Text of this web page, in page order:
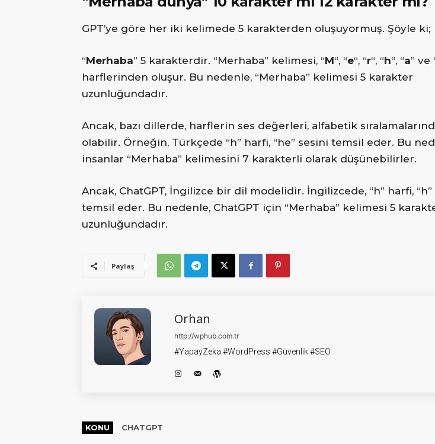
GPT’ye göre her iki kelimede 5 karakterden oluşuyormuş. Şöyle ki;
“Merhaba” 5 karakterdir. “Merhaba” kelimesi, “M“, “e“, “r“, “h“, “a” ve
harflerinden oluşur. Bu nedenle, “Merhaba” kelimesi 5 karakter
uzunluğundadır.
Ancak, bazı dillerde, harflerin ses değerleri, alfabetik
olabilir. Örneğin, Türkçede “h” harfi, “he” sesini temsil eder. Bu
insanlar “Merhaba” kelimesini 7 karakterli olarak düşünebilirler.
Ancak, ChatGPT, İngilizce bir dil modelidir. İngilizcede, “h” harfi, “h”
temsil eder. Bu nedenle, ChatGPT için “Merhaba” kelimesi 5
uzunluğundadır.
Paylaş
Orhan
http://wphub.com.tr
#YapayZeka #WordPress #Güvenlik #SEO
KONU CHATGPT